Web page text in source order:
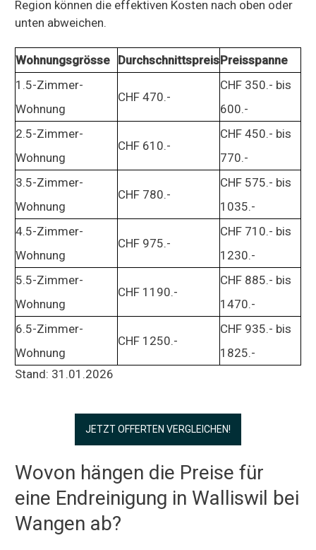
Region können die effektiven Kosten nach oben oder
unten abweichen.
Wohnungsgrösse DurchschnittspreisPreisspanne
1.5-Zimmer-
Wohnung
CHF 470.-
CHF 350.- bis
600.-
2.5-Zimmer-
Wohnung
CHF 610.-
CHF 450.- bis
770.-
3.5-Zimmer-
Wohnung
CHF 780.-
CHF 575.- bis
1035.-
4.5-Zimmer-
Wohnung
CHF 975.-
CHF 710.- bis
1230.-
5.5-Zimmer-
Wohnung
CHF 1190.-
CHF 885.- bis
1470.-
6.5-Zimmer-
Wohnung
CHF 1250.-
CHF 935.- bis
1825.-
Stand: 31.01.2026
JETZT OFFERTEN VERGLEICHEN!
Wovon hängen die Preise für
eine Endreinigung in Walliswil bei
Wangen ab?